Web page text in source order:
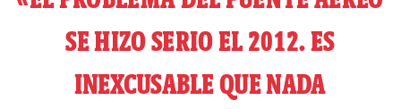
SE HIZO SERIO EL 2012. ES
INEXCUSABLE QUE NADA